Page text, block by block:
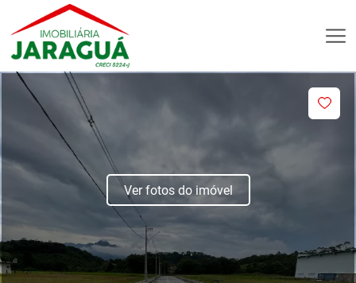
Ver fotos do imóvel